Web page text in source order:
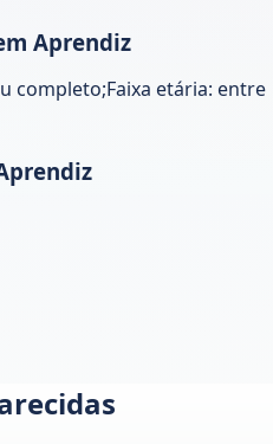
Aprendiz
completo;Faixa etária: entre